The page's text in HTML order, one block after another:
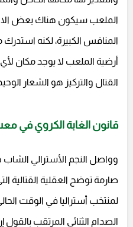
الملعب سيكون هناك بعض
المنافس الكبيرة، لكنه استدرك
أرضية الملعب لا يوجد مكان
القتال والتركيز هو الشعار
قانون الغابة الكروي في
وواصل النجم الأسترالي الشاب
صارمة توضح العقلية القتالية
لمنتخب أستراليا في الوقت
الصدام الثنائي المرتقب بالقول